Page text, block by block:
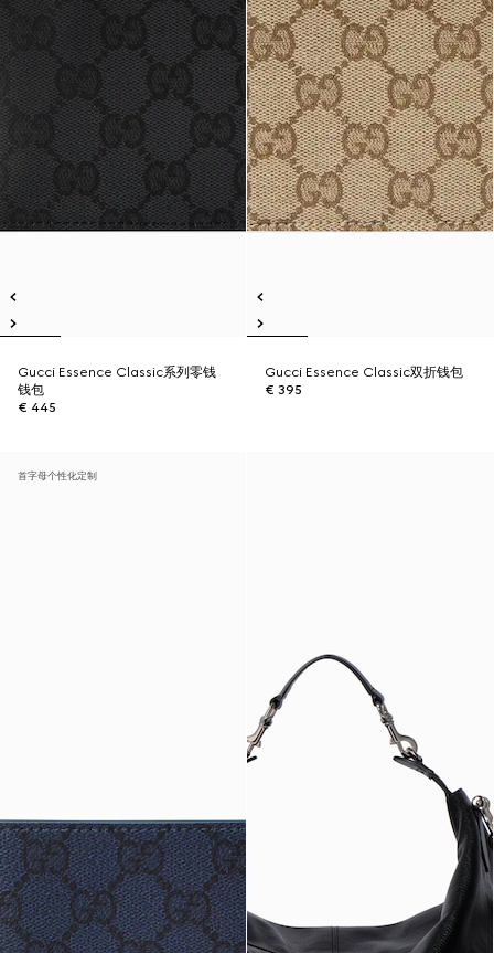
Gucci Essence Classic系列零钱
钱包
€ 445
Gucci Essence Classic双折钱包
€ 395
首字母个性化定制